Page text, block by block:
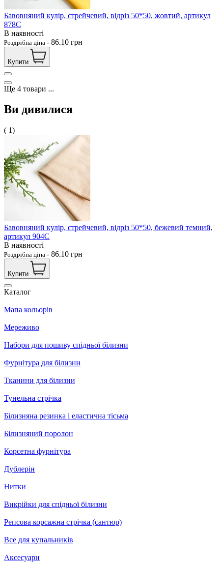
Бавовняний кулір, стрейчевий, відріз 50*50, жовтий, артикул
878С
В наявності
Роздрібна ціна - 86.10 грн
Купити
Ще 4 товари ...
Ви дивилися
( 1)
Бавовняний кулір, стрейчевий, відріз 50*50, бежевий темний,
артикул 904С
В наявності
Роздрібна ціна - 86.10 грн
Купити
Каталог
Мапа кольорів
Мереживо
Набори для пошиву спідньої білизни
Фурнітура для білизни
Тканини для білизни
Тунельна стрічка
Білизняна резинка і еластична тісьма
Білизняний поролон
Корсетна фурнітура
Дублерін
Нитки
Викрійки для спідньої білизни
Репсова корсажна стрічка (сантюр)
Все для купальників
Аксесуари